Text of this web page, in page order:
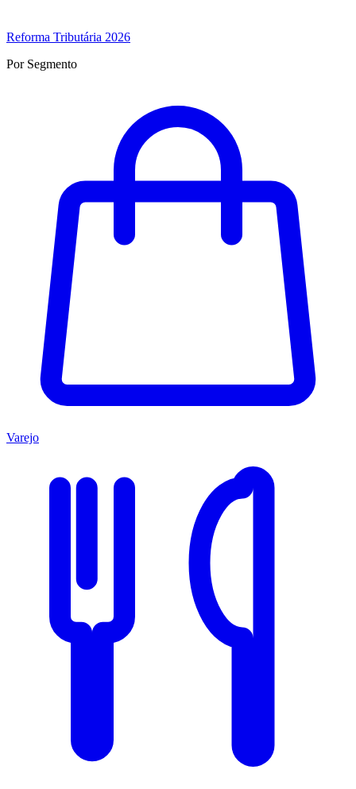
Reforma Tributária 2026
Por Segmento
Varejo